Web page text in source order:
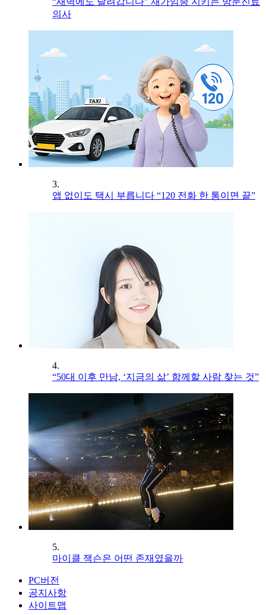
의사
3.
앱 없이도 택시 부릅니다 “120 전화 한 통이면 끝”
4.
“50대 이후 만남, ‘지금의 삶’ 함께할 사람 찾는 것”
5.
마이클 잭슨은 어떤 존재였을까
PC버전
공지사항
사이트맵